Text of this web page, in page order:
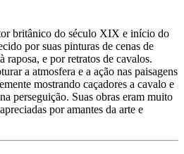
britânico do século XIX e início do
por suas pinturas de cenas de
raposa, e por retratos de cavalos.
a atmosfera e a ação nas paisagens
mostrando caçadores a cavalo e
perseguição. Suas obras eram muito
por amantes da arte e